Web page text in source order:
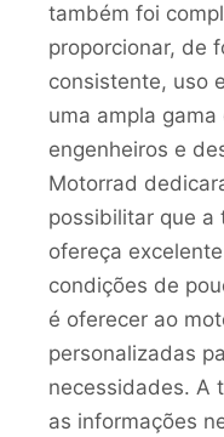
também foi
proporcionar, de
consistente, uso
uma ampla
engenheiros e
Motorrad
possibilitar que a
ofereça
condições de
é oferecer ao
personalizadas
necessidades. A
as informações